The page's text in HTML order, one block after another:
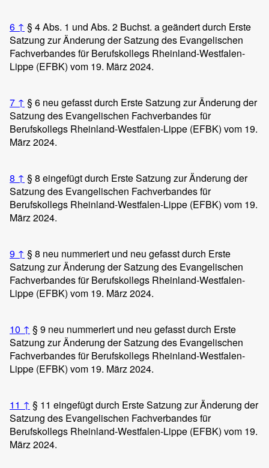
6 ↑ § 4 Abs. 1 und Abs. 2 Buchst. a geändert durch Erste
Satzung zur Änderung der Satzung des Evangelischen
Fachverbandes für Berufskollegs Rheinland-Westfalen-
Lippe (EFBK) vom 19. März 2024.
7 ↑ § 6 neu gefasst durch Erste Satzung zur Änderung der
Satzung des Evangelischen Fachverbandes für
Berufskollegs Rheinland-Westfalen-Lippe (EFBK) vom 19.
März 2024.
8 ↑ § 8 eingefügt durch Erste Satzung zur Änderung der
Satzung des Evangelischen Fachverbandes für
Berufskollegs Rheinland-Westfalen-Lippe (EFBK) vom 19.
März 2024.
9 ↑ § 8 neu nummeriert und neu gefasst durch Erste
Satzung zur Änderung der Satzung des Evangelischen
Fachverbandes für Berufskollegs Rheinland-Westfalen-
Lippe (EFBK) vom 19. März 2024.
10 ↑ § 9 neu nummeriert und neu gefasst durch Erste
Satzung zur Änderung der Satzung des Evangelischen
Fachverbandes für Berufskollegs Rheinland-Westfalen-
Lippe (EFBK) vom 19. März 2024.
11 ↑ § 11 eingefügt durch Erste Satzung zur Änderung der
Satzung des Evangelischen Fachverbandes für
Berufskollegs Rheinland-Westfalen-Lippe (EFBK) vom 19.
März 2024.